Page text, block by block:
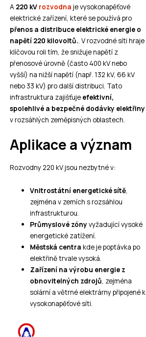
A 220 kV rozvodna je vysokonapěťové
elektrické zařízení, které se používá pro
přenos a distribuce elektrické energie o
napětí 220 kilovoltů.. V rozvodné síti hraje
klíčovou roli tím, že snižuje napětí z
přenosové úrovně (často 400 kV nebo
vyšší) na nižší napětí (např. 132 kV, 66 kV
nebo 33 kV) pro další distribuci. Tato
infrastruktura zajišťuje efektivní,
spolehlivé a bezpečné dodávky elektřiny
v rozsáhlých zeměpisných oblastech.
Aplikace a význam
Rozvodny 220 kV jsou nezbytné v:
Vnitrostátní energetické sítě
zejména v zemích s rozsáhlou
infrastrukturou.
Průmyslové zóny vyžadující vysoké
energetické zatížení.
Městská centra kde je poptávka po
elektřině trvale vysoká.
Zařízení na výrobu energie z
obnovitelných zdrojů , zejména
solární a větrné elektrárny připojené k
vysokonapěťové síti.